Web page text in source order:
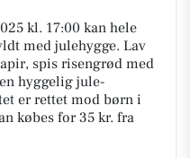
kl. 17:00 kan hele
med julehygge. Lav
spis risengrød med
hyggelig jule-
er rettet mod børn i
købes for 35 kr. fra